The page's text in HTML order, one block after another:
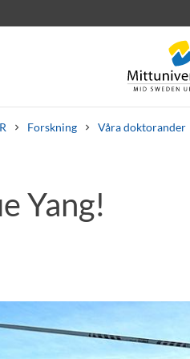
Forskning Våra doktorander
PersonalLediga jobb
Yang!